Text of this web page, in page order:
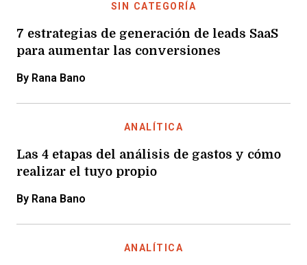
SIN CATEGORÍA
7 estrategias de generación de leads SaaS
para aumentar las conversiones
By Rana Bano
ANALÍTICA
Las 4 etapas del análisis de gastos y cómo
realizar el tuyo propio
By Rana Bano
ANALÍTICA